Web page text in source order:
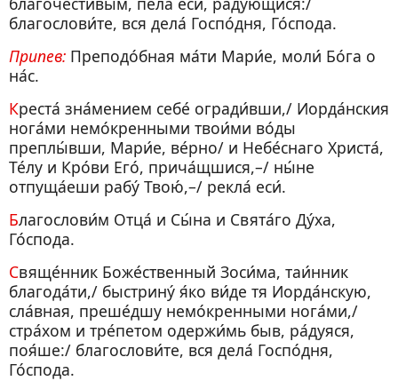
благослови́те, вся дела́ Госпо́дня, Го́спода.
Припев: Преподо́бная ма́ти Мари́е, моли́ Бо́га о
на́с.
Креста́ зна́мением себе́ огради́вши,/ Иорда́нския
нога́ми немо́кренными твои́ми во́ды
преплы́вши, Мари́е, ве́рно/ и Небе́снаго Христа́,
Те́лу и Кро́ви Его́, прича́щшися,–/ ны́не
отпуща́еши рабу́ Твою́,–/ рекла́ еси́.
Благослови́м Отца́ и Сы́на и Свята́го Ду́ха,
Го́спода.
Свяще́нник Боже́ственный Зоси́ма, таи́нник
благода́ти,/ быстрину́ я́ко ви́де тя Иорда́нскую,
сла́вная, преше́дшу немо́кренными нога́ми,/
стра́хом и тре́петом одержи́мь быв, ра́дуяся,
поя́ше:/ благослови́те, вся дела́ Госпо́дня,
Го́спода.